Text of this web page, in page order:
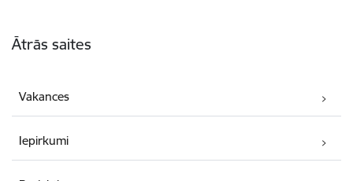
Ātrās saites
Vakances
Iepirkumi